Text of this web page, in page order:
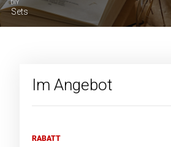
DIY
Sets
Im Angebot
RABATT